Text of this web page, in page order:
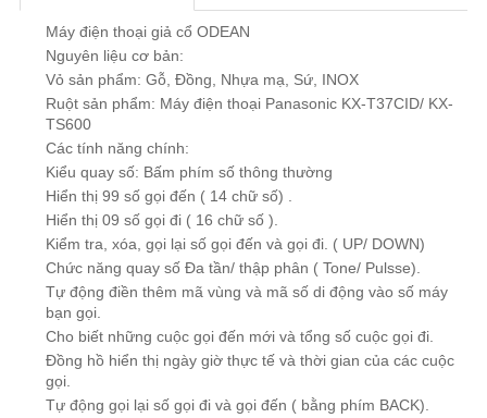
Máy điện thoại giả cổ ODEAN
Nguyên liệu cơ bản:
Vỏ sản phẩm: Gỗ, Đồng, Nhựa mạ, Sứ, INOX
Ruột sản phẩm: Máy điện thoại Panasonic KX-T37CID/ KX-
TS600
Các tính năng chính:
Kiểu quay số: Bấm phím số thông thường
Hiển thị 99 số gọi đến ( 14 chữ số) .
Hiển thị 09 số gọi đi ( 16 chữ số ).
Kiểm tra, xóa, gọi lại số gọi đến và gọi đi. ( UP/ DOWN)
Chức năng quay số Đa tần/ thập phân ( Tone/ Pulsse).
Tự động điền thêm mã vùng và mã số di động vào số máy
bạn gọi.
Cho biết những cuộc gọi đến mới và tổng số cuộc gọi đi.
Đồng hồ hiển thị ngày giờ thực tế và thời gian của các cuộc
gọi.
Tự động gọi lại số gọi đi và gọi đến ( bằng phím BACK).